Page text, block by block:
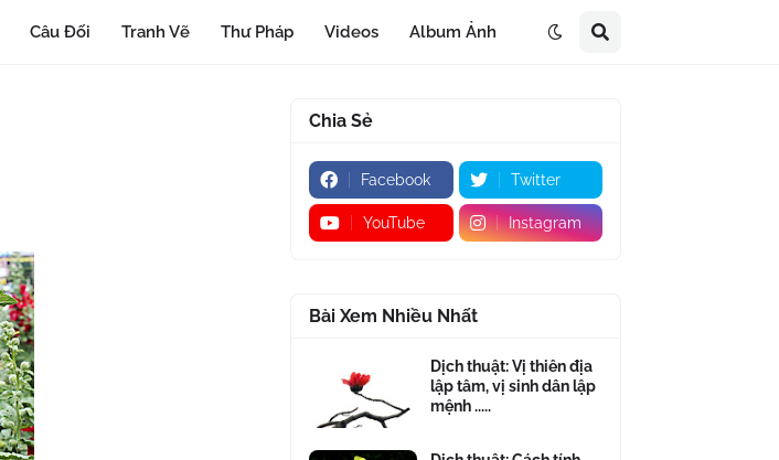
Câu Đối Tranh Vẽ Thư Pháp Videos Album Ảnh
Chia Sẻ
Facebook Twitter
YouTube Instagram
Bài Xem Nhiều Nhất
Dịch thuật: Vị thiên địa
lập tâm, vị sinh dân lập
mệnh .....